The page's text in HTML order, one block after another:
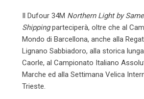
Il Dufour 34M Northern Light by
Shippingparteciperà, oltre che al
Mondo di Barcellona, anche alla
Lignano Sabbiadoro, alla storica
Caorle, al Campionato Italiano
Marche ed alla Settimana Velica
Trieste.